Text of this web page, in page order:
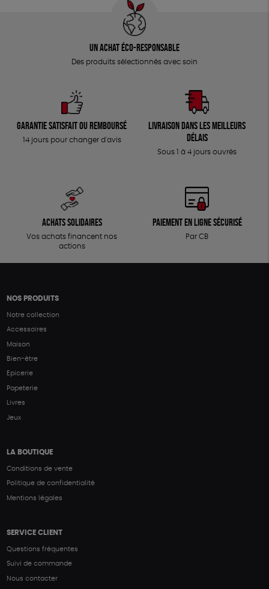
Un achat éco-responsable
Des produits sélectionnés avec soin
Garantie satisfait ou remboursé
14 jours pour changer d'avis
Livraison dans les meilleurs
délais
Sous 1 à 4 jours ouvrés
Achats solidaires
Vos achats financent nos
actions
Paiement en ligne sécurisé
Par CB
NOS PRODUITS
Notre collection
Accessoires
Maison
Bien-être
Epicerie
Papeterie
Livres
Jeux
LA BOUTIQUE
Conditions de vente
Politique de confidentialité
Mentions légales
SERVICE CLIENT
Questions fréquentes
Suivi de commande
Nous contacter